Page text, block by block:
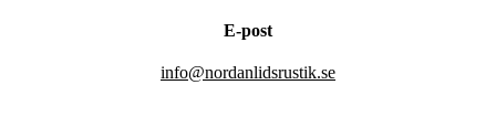
E-post
info@nordanlidsrustik.se